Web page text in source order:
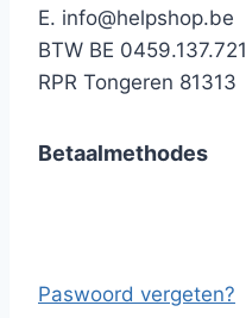
E. info@helpshop.be
BTW BE 0459.137.721
RPR Tongeren 81313
Betaalmethodes
Paswoord vergeten?